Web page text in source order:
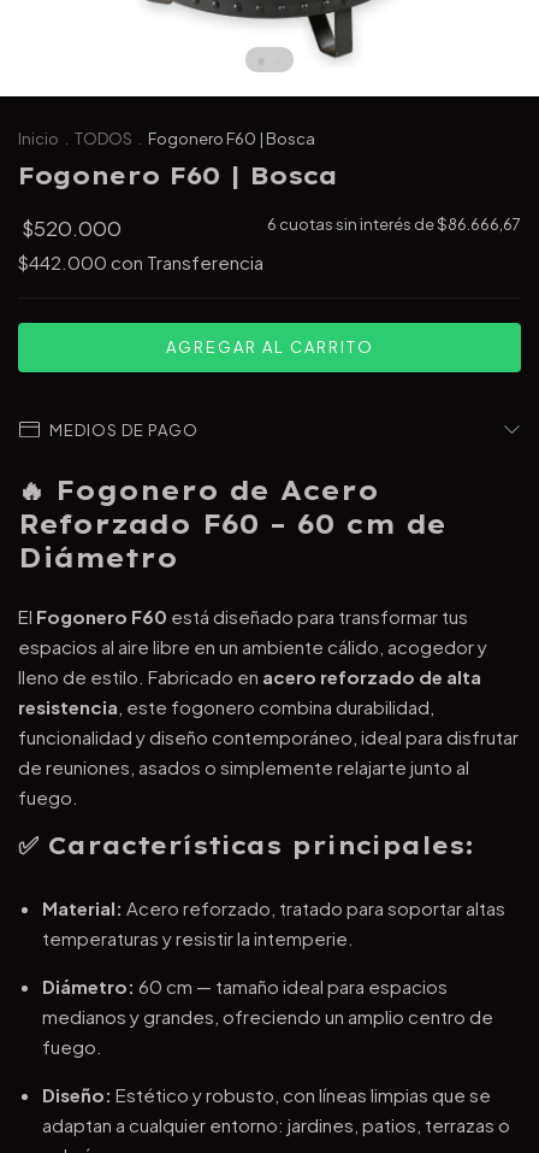
Inicio TODOS Fogonero F60 | Bosca
Fogonero F60 | Bosca
$520.000 6 cuotas sin interés de$86.666,67
$442.000 con Transferencia
MEDIOS DE PAGO
🔥 Fogonero de Acero
Reforzado F60 – 60 cm de
Diámetro
El Fogonero F60 está diseñado para transformar tus
espacios al aire libre en un ambiente cálido, acogedor y
lleno de estilo. Fabricado en acero reforzado de alta
resistencia , este fogonero combina durabilidad,
funcionalidad y diseño contemporáneo, ideal para disfrutar
de reuniones, asados o simplemente relajarte junto al
fuego.
✅ Características principales:
Material: Acero reforzado, tratado para soportar altas
temperaturas y resistir la intemperie.
Diámetro: 60 cm — tamaño ideal para espacios
medianos y grandes, ofreciendo un amplio centro de
fuego.
Diseño: Estético y robusto, con líneas limpias que se
adaptan a cualquier entorno: jardines, patios, terrazas o